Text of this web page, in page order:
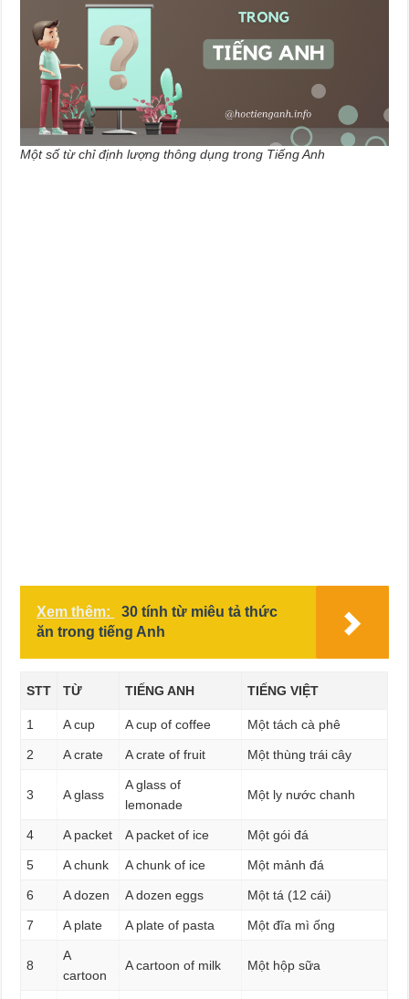
Một số từ chỉ định lượng thông dụng trong Tiếng Anh
Xem thêm:
30 tính từ miêu tả thức
ăn trong tiếng Anh
STT TỪ TIẾNG ANH TIẾNG VIỆT
1 A cup A cup of coffee Một tách cà phê
2 A crate A crate of fruit Một thùng trái cây
3 A glass
A glass of
lemonade
Một ly nước chanh
4 A packet A packet of ice Một gói đá
5 A chunk A chunk of ice Một mảnh đá
6 A dozen A dozen eggs Một tá (12 cái)
7 A plate A plate of pasta Một đĩa mì ống
8
A
cartoon
A cartoon of milk Một hộp sữa